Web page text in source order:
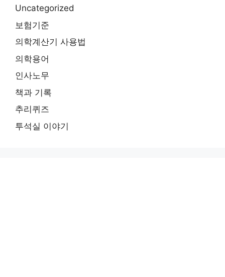
Uncategorized
보험기준
의학계산기 사용법
의학용어
인사노무
책과 기록
추리퀴즈
투석실 이야기